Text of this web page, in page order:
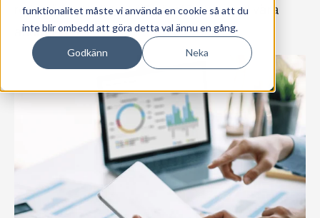
funktionalitet måste vi använda en cookie så att du
inte blir ombedd att göra detta val ännu en gång.
Godkänn Neka
reda på hur du ligger till i jämförelse med våra
andra kunder.